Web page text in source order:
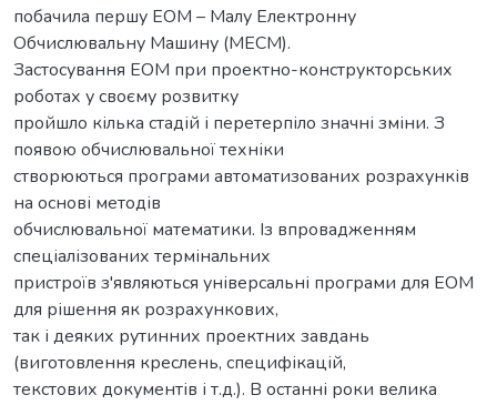
побачила першу ЕОМ – Малу Електронну
Обчислювальну Машину (МЕСМ).
Застосування ЕОМ при проектно-конструкторських
роботах у своєму розвитку
пройшло кілька стадій і перетерпіло значні зміни. З
появою обчислювальної техніки
створюються програми автоматизованих розрахунків
на основі методів
обчислювальної математики. Із впровадженням
спеціалізованих термінальних
пристроїв з'являються універсальні програми для ЕОМ
для рішення як розрахункових,
так і деяких рутинних проектних завдань
(виготовлення креслень, специфікацій,
текстових документів і т.д.). В останні роки велика